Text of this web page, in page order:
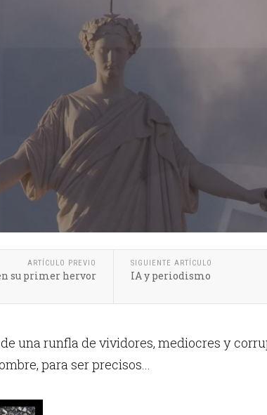
ARTÍCULO PREVIO
su primer hervor
SIGUIENTE ARTÍCULO
IA y periodismo
una runfla de vividores, mediocres y
para ser precisos...